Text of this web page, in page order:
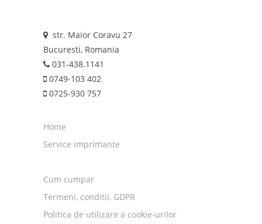
str. Maior Coravu 27
Bucuresti, Romania
031-438.1141
0749-103 402
0725-930 757
Home
Service imprimante
Cum cumpar
Termeni, conditii, GDPR
Politica de utilizare a cookie-urilor